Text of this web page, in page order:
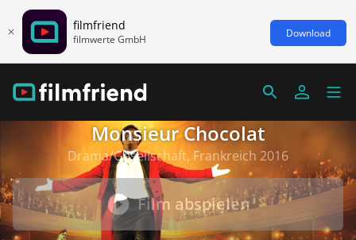
filmfriend
filmwerte GmbH Download
Monsieur Chocolat
Drama/Gesellschaft, Frankreich 2016
Film abspielen